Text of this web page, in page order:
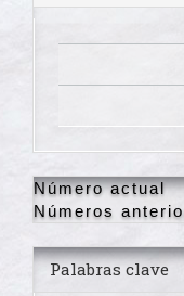
Número actual
Números
Palabras clave